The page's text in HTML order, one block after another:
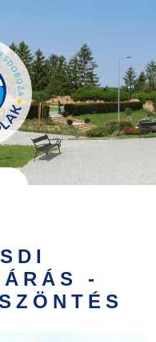
Települési
információk
-